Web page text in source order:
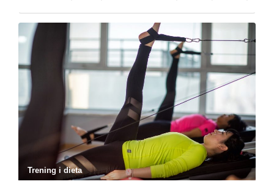
zdrowotne. Co więcej, istnieje wiele rodzajów ćwiczeń, które
można z …
Trening i dieta